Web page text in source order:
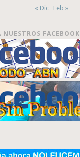
« Dic Feb »
NUESTROS FACEBOOK